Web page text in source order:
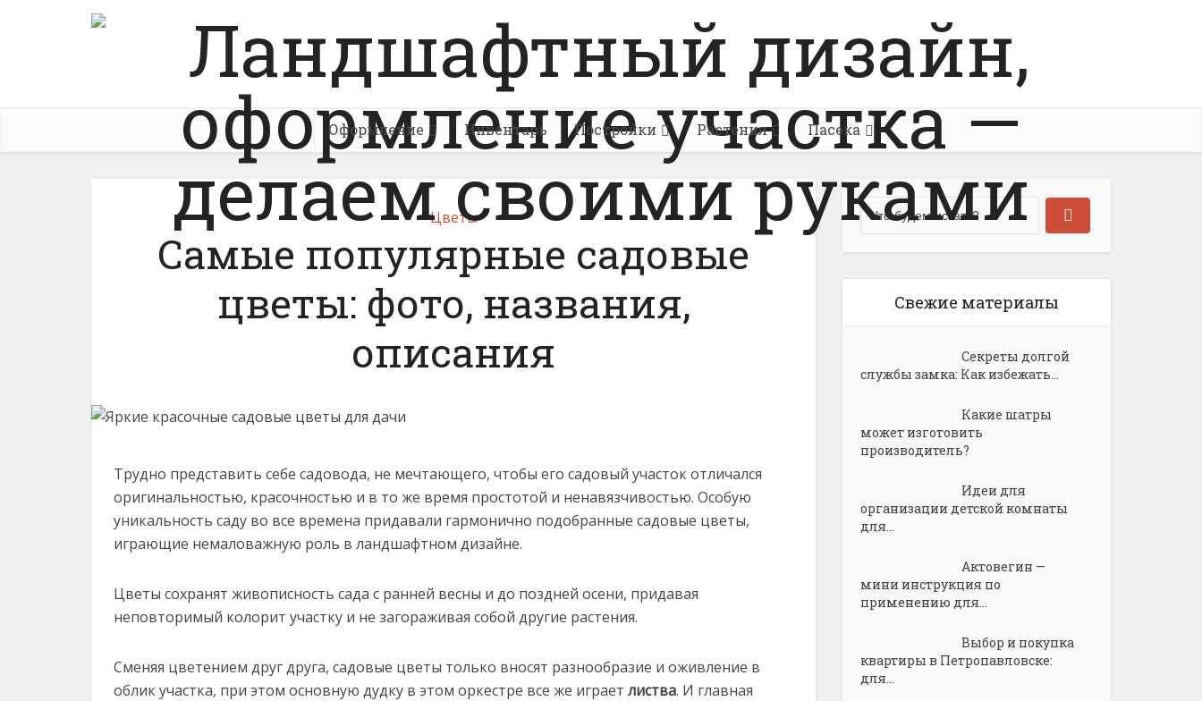
Оформление Инвентарь Постройки Растения Пасека
Цветы
Самые популярные садовые
цветы: фото, названия,
описания
Трудно представить себе садовода, не мечтающего, чтобы его садовый участок отличался
оригинальностью, красочностью и в то же время простотой и ненавязчивостью. Особую
уникальность саду во все времена придавали гармонично подобранные садовые цветы,
играющие немаловажную роль в ландшафтном дизайне.
Цветы сохранят живописность сада с ранней весны и до поздней осени, придавая
неповторимый колорит участку и не загораживая собой другие растения.
Сменяя цветением друг друга, садовые цветы только вносят разнообразие и оживление в
облик участка, при этом основную дудку в этом оркестре все же играет листва. И главная
Свежие материалы
Секреты долгой
службы замка: Как избежать...
Какие шатры
может изготовить
производитель?
Идеи для
организации детской комнаты
для...
Актовегин —
мини инструкция по
применению для...
Выбор и покупка
квартиры в Петропавловске:
для...